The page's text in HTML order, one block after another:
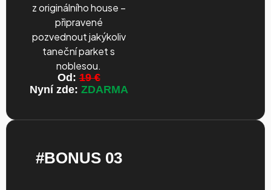
z originálního house –
připravené
pozvednout jakýkoliv
taneční parket s
noblesou.
Od: 19 €
Nyní zde: ZDARMA
#BONUS 03